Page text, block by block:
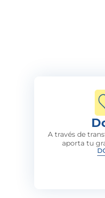
A través de
aporta tu